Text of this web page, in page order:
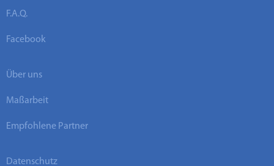
F.A.Q.
Facebook
Über uns
Maßarbeit
Empfohlene Partner
Datenschutz